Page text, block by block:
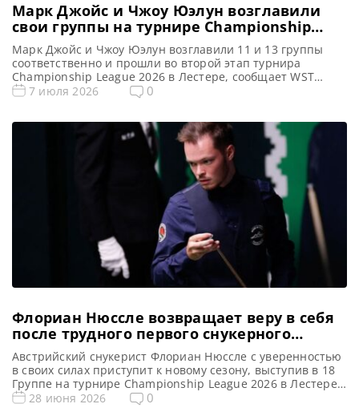
Марк Джойс и Чжоу Юэлун возглавили
свои группы на турнире Championship
League 2026
Марк Джойс и Чжоу Юэлун возглавили 11 и 13 группы
соответственно и прошли во второй этап турнира
Championship League 2026 в Лестере, сообщает WST
Британский снукерист Марк Джойс продемонстрировал
этап турнира в Лестере. Джойс, выступающий в статусе
любителя после сезона 2023-2024, […]
7 июля 2026 0
Флориан Нюссле возвращает веру в себя
после трудного первого снукерного
сезона
Австрийский снукерист Флориан Нюссле с уверенностью
в своих силах приступит к новому сезону, выступив в 18
Группе на турнире Championship League 2026 в Лестере,
сообщает WST Флориан Нюссле признает, что прошлый
28 июня 2026 0